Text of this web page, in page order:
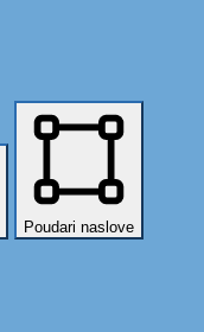
Poudari naslove